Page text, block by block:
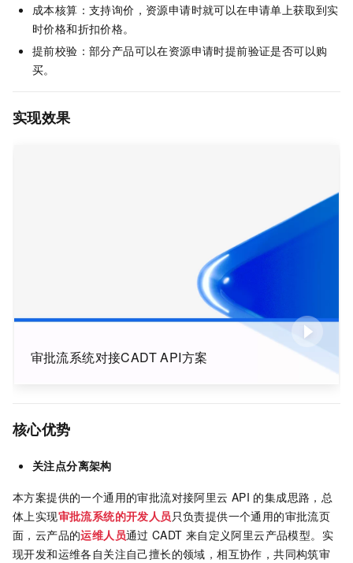
成本核算：支持询价，资源申请时就可以在申请单上获取到实
时价格和折扣价格。
提前校验：部分产品可以在资源申请时提前验证是否可以购
买。
实现效果
审批流系统对接CADT API方案
核心优势
关注点分离架构
本方案提供的一个通用的审批流对接阿里云 API 的集成思路，总
体上实现审批流系统的开发人员只负责提供一个通用的审批流页
面，云产品的运维人员通过 CADT 来自定义阿里云产品模型。实
现开发和运维各自关注自己擅长的领域，相互协作，共同构筑审